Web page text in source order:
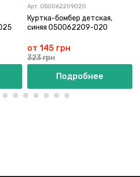
Арт: 050062209020
Куртка-бомбер детская,
синяя 050062209-020
от 145 грн
323 грн
Подробнее